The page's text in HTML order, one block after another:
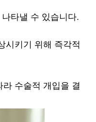
타낼 수 있습니다.
시키기 위해 즉각적
수술적 개입을 결